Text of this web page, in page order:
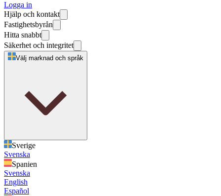
Logga in
Hjälp och kontakt
Fastighetsbyrån
Hitta snabbt
Säkerhet och integritet
Välj marknad och språk
Sverige
Svenska
Spanien
Svenska
English
Español